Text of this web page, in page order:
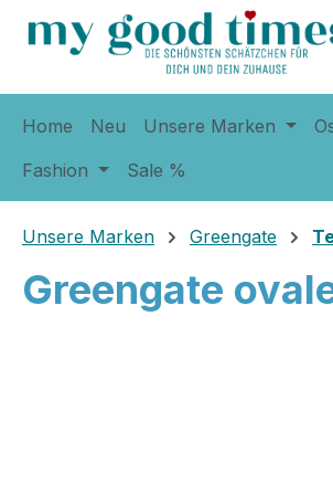
Zur Hauptnavigation
Home Neu Unsere Marken
Fashion
Sale %
Unsere Marken Greengate
Greengate